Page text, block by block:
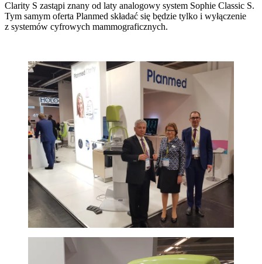
Clarity S zastąpi znany od laty analogowy system Sophie Classic S.
Tym samym oferta Planmed składać się będzie tylko i wyłączenie
z systemów cyfrowych mammograficznych.